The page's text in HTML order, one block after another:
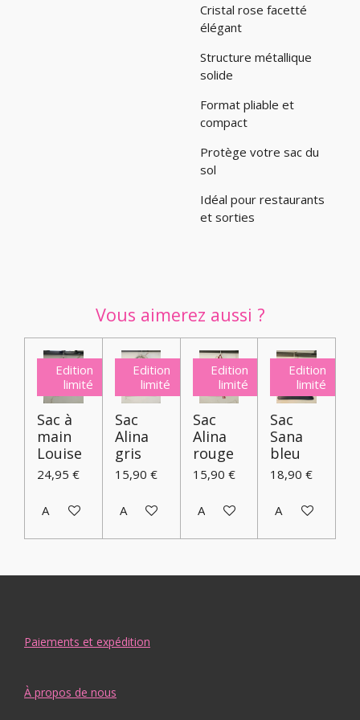
Cristal rose facetté
élégant
Structure métallique
solide
Format pliable et
compact
Protège votre sac du
sol
Idéal pour restaurants
et sorties
Vous aimerez aussi ?
Edition
limité
Sac à
main
Louise
24,95 €
Ajouter au panier
Edition
limité
Sac
Alina
gris
15,90 €
Ajouter au panier
Edition
limité
Sac
Alina
rouge
15,90 €
Ajouter au panier
Edition
limité
Sac
Sana
bleu
18,90 €
Ajouter au
Paiements et expédition
À propos de nous